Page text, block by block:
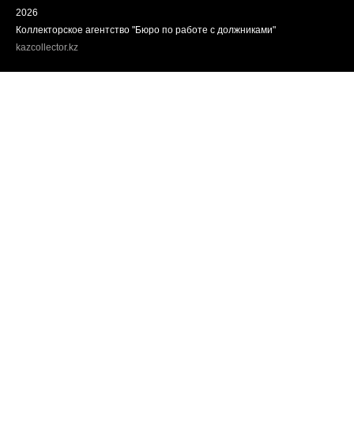
2026
Коллекторское агентство "Бюро по работе с должниками"
kazcollector.kz